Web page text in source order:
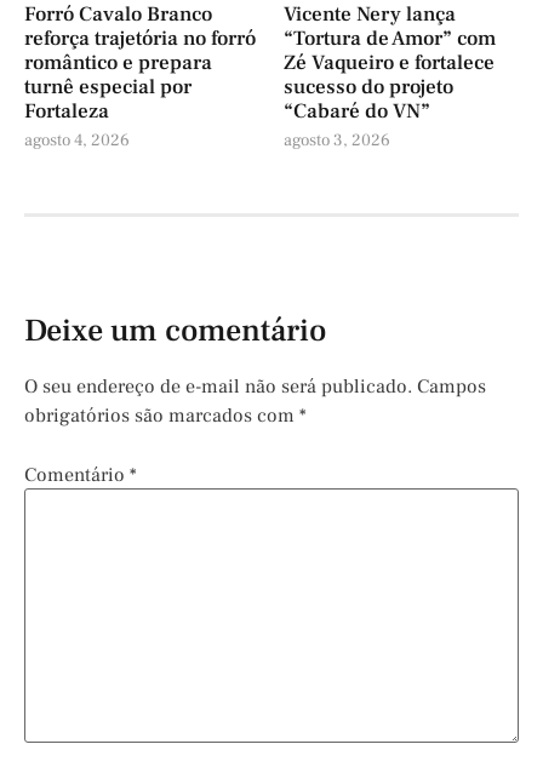
Forró Cavalo Branco
reforça trajetória no forró
romântico e prepara
turnê especial por
Fortaleza
agosto 4, 2026
Vicente Nery lança
“Tortura de Amor” com
Zé Vaqueiro e fortalece
sucesso do projeto
“Cabaré do VN”
agosto 3, 2026
Deixe um comentário
O seu endereço de e-mail não será publicado. Campos
obrigatórios são marcados com *
Comentário *